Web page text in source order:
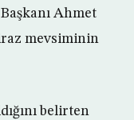
Ahmet
mevsiminin
belirten